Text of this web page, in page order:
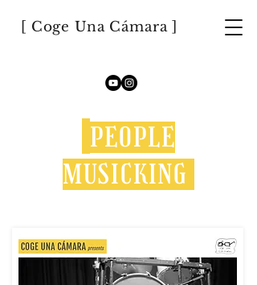
[ Coge Una Cámara ]
PEOPLE
MUSICKING